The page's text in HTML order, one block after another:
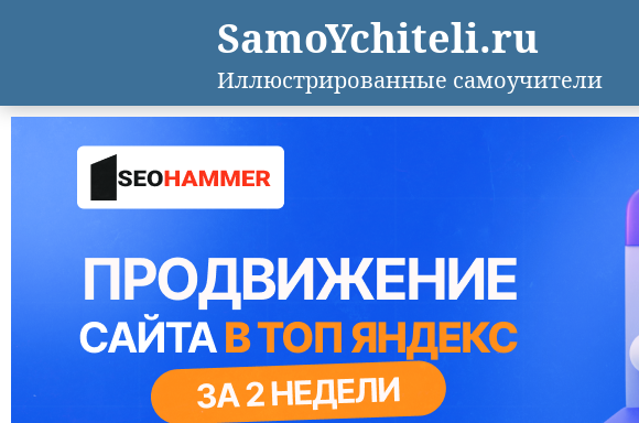
SamoYchiteli.ru
Иллюстрированные самоучители